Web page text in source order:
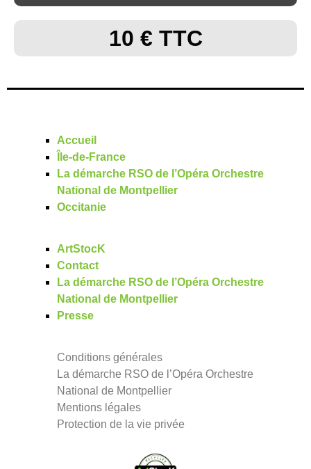
10 € TTC
Accueil
Île-de-France
La démarche RSO de l’Opéra Orchestre
National de Montpellier
Occitanie
ArtStocK
Contact
La démarche RSO de l’Opéra Orchestre
National de Montpellier
Presse
Conditions générales
La démarche RSO de l’Opéra Orchestre
National de Montpellier
Mentions légales
Protection de la vie privée